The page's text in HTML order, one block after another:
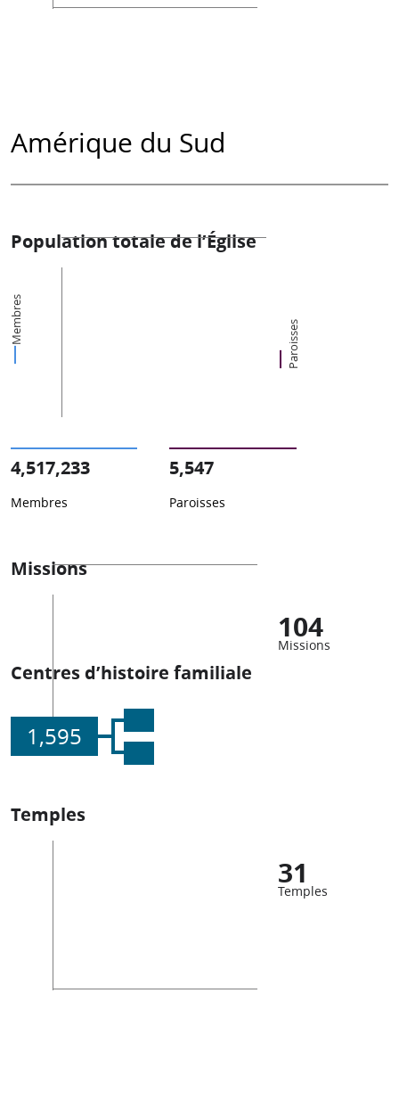
Amérique du Sud
Population totale de l’Église
Membres Paroisses
4,517,233
Membres
5,547
Paroisses
Missions
104
Missions
Centres d’histoire familiale
1,595
Temples
31
Temples